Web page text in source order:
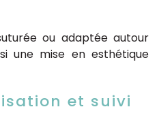
ou adaptée autour
une mise en esthétique
et suivi